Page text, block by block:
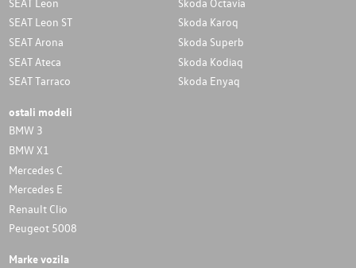
SEAT Leon ST
SEAT Arona
SEAT Ateca
SEAT Tarraco
Skoda Karoq
Skoda Superb
Skoda Kodiaq
Skoda Enyaq
ostali modeli
BMW 3
BMW X1
Mercedes C
Mercedes E
Renault Clio
Peugeot 5008
Marke vozila